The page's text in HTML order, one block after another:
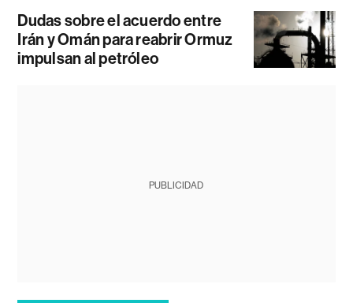
Dudas sobre el acuerdo entre
Irán y Omán para reabrir Ormuz
impulsan al petróleo
PUBLICIDAD